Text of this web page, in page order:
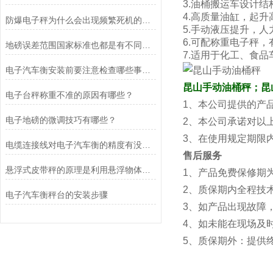
电子汽车衡安装前要注意检查哪些事项？
电子台秤称重不准的原因有哪些？
电子地磅的微调技巧有哪些？
电缆连接线对电子汽车衡的精度有没有影响呢
悬浮式皮带秤的原理是利用悬浮物体重力与浮力的平衡原理
电子汽车衡秤台的安装步骤
3.油桶搬运车设计结
4.高质量油缸，起升
5.手动液压提升，人
6.可配称重电子秤，
7.适用于化工、食品
昆山手动油桶秤；
1、本公司提供的产
2、本公司承诺对以
3、在使用规定期限
售后服务
1、产品免费保修期
2、质保期内全
3、如产品出现故障
4、如未能在现场及
5、质保期外：提供